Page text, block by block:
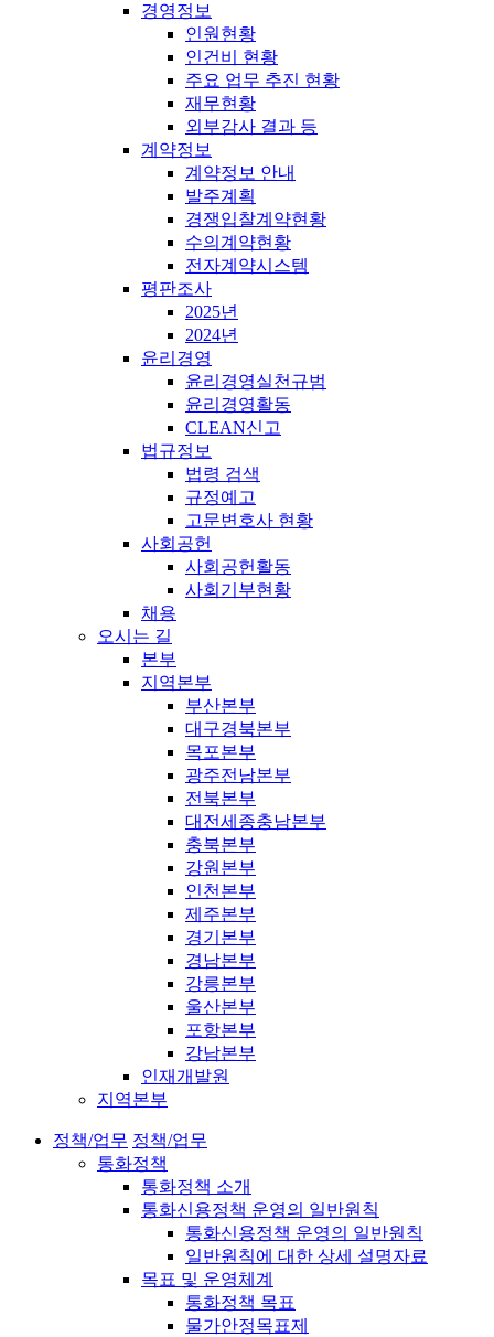
경영정보
인원현황
인건비 현황
주요 업무 추진 현황
재무현황
외부감사 결과 등
계약정보
계약정보 안내
발주계획
경쟁입찰계약현황
수의계약현황
전자계약시스템
평판조사
2025년
2024년
윤리경영
윤리경영실천규범
윤리경영활동
CLEAN신고
법규정보
법령 검색
규정예고
고문변호사 현황
사회공헌
사회공헌활동
사회기부현황
채용
오시는 길
본부
지역본부
부산본부
대구경북본부
목포본부
광주전남본부
전북본부
대전세종충남본부
충북본부
강원본부
인천본부
제주본부
경기본부
경남본부
강릉본부
울산본부
포항본부
강남본부
인재개발원
지역본부
정책/업무 정책/업무
통화정책
통화정책 소개
통화신용정책 운영의 일반원칙
통화신용정책 운영의 일반원칙
일반원칙에 대한 상세 설명자료
목표 및 운영체계
통화정책 목표
물가안정목표제